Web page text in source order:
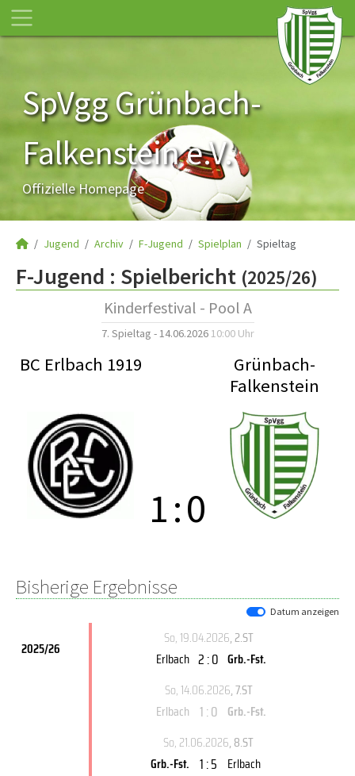
SpVgg Grünbach-
Falkenstein e.V.
Offizielle Homepage
Jugend Archiv F-Jugend Spielplan Spieltag
F-Jugend : Spielbericht (2025/26)
Kinderfestival - Pool A
7. Spieltag - 14.06.2026 10:00 Uhr
BC Erlbach 1919
Grünbach-
Falkenstein
1:0
Bisherige Ergebnisse
Datum anzeigen
2025/26
So, 19.04.2026, 2.ST
Erlbach 2 : 0 Grb.-Fst.
So, 14.06.2026, 7.ST
Erlbach 1 : 0 Grb.-Fst.
So, 21.06.2026, 8.ST
Grb.-Fst. 1 : 5 Erlbach